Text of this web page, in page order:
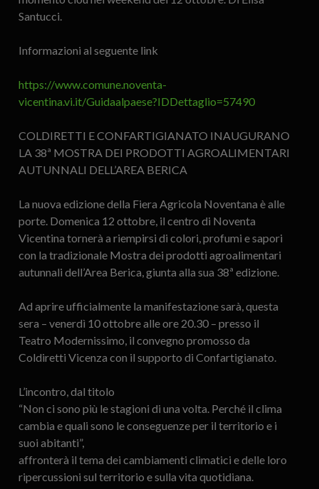
Santucci.
Informazioni al seguente link
https://www.comune.noventa-
vicentina.vi.it/Guidaalpaese?IDDettaglio=57490
COLDIRETTI E CONFARTIGIANATO INAUGURANO
LA 38ª MOSTRA DEI PRODOTTI AGROALIMENTARI
AUTUNNALI DELL’AREA BERICA
La nuova edizione della Fiera Agricola Noventana è alle
porte. Domenica 12 ottobre, il centro di Noventa
Vicentina tornerà a riempirsi di colori, profumi e sapori
con la tradizionale Mostra dei prodotti agroalimentari
autunnali dell’Area Berica, giunta alla sua 38ª edizione.
Ad aprire ufficialmente la manifestazione sarà, questa
sera – venerdì 10 ottobre alle ore 20.30 – presso il
Teatro Modernissimo, il convegno promosso da
Coldiretti Vicenza con il supporto di Confartigianato.
L’incontro, dal titolo
“Non ci sono più le stagioni di una volta. Perché il clima
cambia e quali sono le conseguenze per il territorio e i
suoi abitanti”,
affronterà il tema dei cambiamenti climatici e delle loro
ripercussioni sul territorio e sulla vita quotidiana.